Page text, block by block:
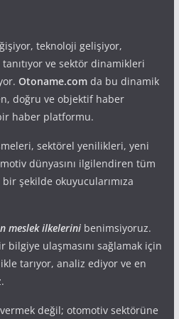
teknoloji gelişiyor,
ve sektör dinamikleri
Otoname.comda bu dinamik
doğru ve objektif haber
haber platformu.
sektörel yenilikleri, yeni
dünyasını ilgilendiren tüm
şekilde okuyucularımıza
meslek ilkelerinibenimsiyoruz.
bilgiye ulaşmasını sağlamak için
tarıyor, analiz ediyor ve en
değil; otomotiv sektörüne